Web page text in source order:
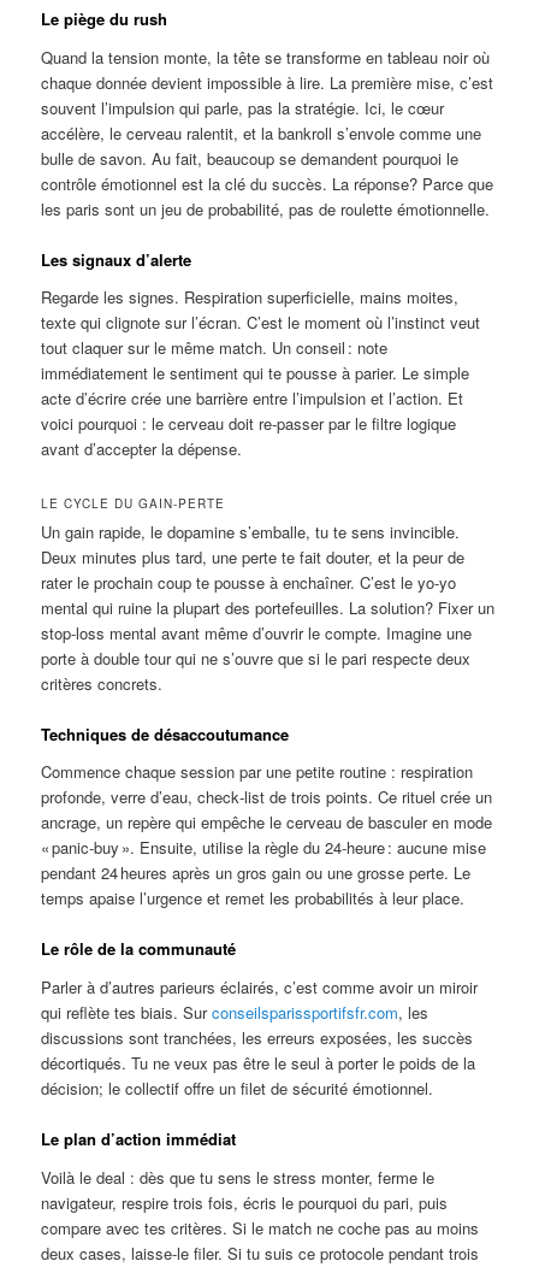
Le piège du rush
Quand la tension monte, la tête se transforme en tableau noir où
chaque donnée devient impossible à lire. La première mise, c’est
souvent l’impulsion qui parle, pas la stratégie. Ici, le cœur
accélère, le cerveau ralentit, et la bankroll s’envole comme une
bulle de savon. Au fait, beaucoup se demandent pourquoi le
contrôle émotionnel est la clé du succès. La réponse? Parce que
les paris sont un jeu de probabilité, pas de roulette émotionnelle.
Les signaux d’alerte
Regarde les signes. Respiration superficielle, mains moites,
texte qui clignote sur l’écran. C’est le moment où l’instinct veut
tout claquer sur le même match. Un conseil : note
immédiatement le sentiment qui te pousse à parier. Le simple
acte d’écrire crée une barrière entre l’impulsion et l’action. Et
voici pourquoi : le cerveau doit re-passer par le filtre logique
avant d’accepter la dépense.
LE CYCLE DU GAIN‑PERTE
Un gain rapide, le dopamine s’emballe, tu te sens invincible.
Deux minutes plus tard, une perte te fait douter, et la peur de
rater le prochain coup te pousse à enchaîner. C’est le yo‑yo
mental qui ruine la plupart des portefeuilles. La solution? Fixer un
stop‑loss mental avant même d’ouvrir le compte. Imagine une
porte à double tour qui ne s’ouvre que si le pari respecte deux
critères concrets.
Techniques de désaccoutumance
Commence chaque session par une petite routine : respiration
profonde, verre d’eau, check‑list de trois points. Ce rituel crée un
ancrage, un repère qui empêche le cerveau de basculer en mode
« panic‑buy ». Ensuite, utilise la règle du 24‑heure : aucune mise
pendant 24 heures après un gros gain ou une grosse perte. Le
temps apaise l’urgence et remet les probabilités à leur place.
Le rôle de la communauté
Parler à d’autres parieurs éclairés, c’est comme avoir un miroir
qui reflète tes biais. Surconseilsparissportifsfr.com, les
discussions sont tranchées, les erreurs exposées, les succès
décortiqués. Tu ne veux pas être le seul à porter le poids de la
décision; le collectif offre un filet de sécurité émotionnel.
Le plan d’action immédiat
Voilà le deal : dès que tu sens le stress monter, ferme le
navigateur, respire trois fois, écris le pourquoi du pari, puis
compare avec tes critères. Si le match ne coche pas au moins
deux cases, laisse-le filer. Si tu suis ce protocole pendant trois